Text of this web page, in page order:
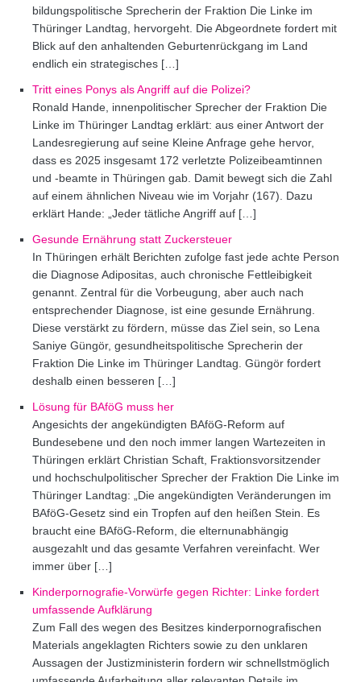
bildungspolitische Sprecherin der Fraktion Die Linke im
Thüringer Landtag, hervorgeht. Die Abgeordnete fordert mit
Blick auf den anhaltenden Geburtenrückgang im Land
endlich ein strategisches […]
Tritt eines Ponys als Angriff auf die Polizei?
Ronald Hande, innenpolitischer Sprecher der Fraktion Die
Linke im Thüringer Landtag erklärt: aus einer Antwort der
Landesregierung auf seine Kleine Anfrage gehe hervor,
dass es 2025 insgesamt 172 verletzte Polizeibeamtinnen
und -beamte in Thüringen gab. Damit bewegt sich die Zahl
auf einem ähnlichen Niveau wie im Vorjahr (167). Dazu
erklärt Hande: „Jeder tätliche Angriff auf […]
Gesunde Ernährung statt Zuckersteuer
In Thüringen erhält Berichten zufolge fast jede achte Person
die Diagnose Adipositas, auch chronische Fettleibigkeit
genannt. Zentral für die Vorbeugung, aber auch nach
entsprechender Diagnose, ist eine gesunde Ernährung.
Diese verstärkt zu fördern, müsse das Ziel sein, so Lena
Saniye Güngör, gesundheitspolitische Sprecherin der
Fraktion Die Linke im Thüringer Landtag. Güngör fordert
deshalb einen besseren […]
Lösung für BAföG muss her
Angesichts der angekündigten BAföG-Reform auf
Bundesebene und den noch immer langen Wartezeiten in
Thüringen erklärt Christian Schaft, Fraktionsvorsitzender
und hochschulpolitischer Sprecher der Fraktion Die Linke im
Thüringer Landtag: „Die angekündigten Veränderungen im
BAföG-Gesetz sind ein Tropfen auf den heißen Stein. Es
braucht eine BAföG-Reform, die elternunabhängig
ausgezahlt und das gesamte Verfahren vereinfacht. Wer
immer über […]
Kinderpornografie-Vorwürfe gegen Richter: Linke fordert
umfassende Aufklärung
Zum Fall des wegen des Besitzes kinderpornografischen
Materials angeklagten Richters sowie zu den unklaren
Aussagen der Justizministerin fordern wir schnellstmöglich